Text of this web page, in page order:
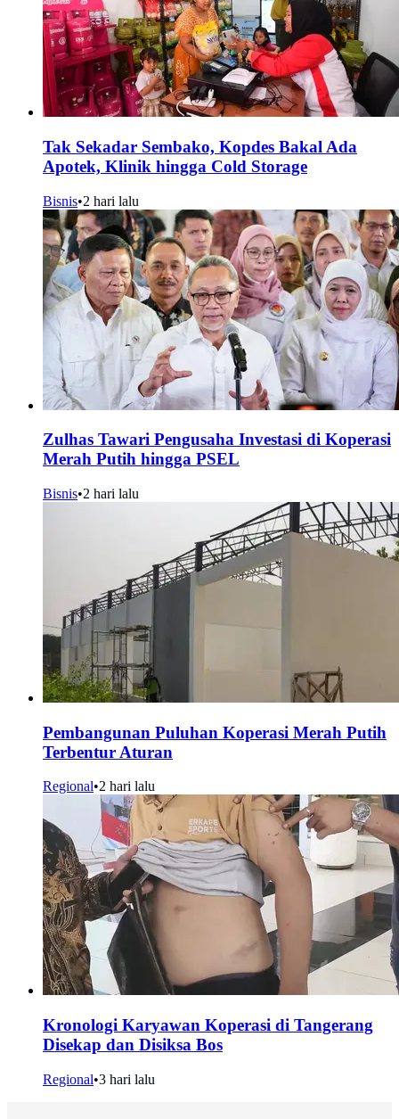
Tak Sekadar Sembako, Kopdes Bakal Ada
Apotek, Klinik hingga Cold Storage
Bisnis•2 hari lalu
Zulhas Tawari Pengusaha Investasi di Koperasi
Merah Putih hingga PSEL
Bisnis•2 hari lalu
Pembangunan Puluhan Koperasi Merah Putih
Terbentur Aturan
Regional•2 hari lalu
Kronologi Karyawan Koperasi di Tangerang
Disekap dan Disiksa Bos
Regional•3 hari lalu